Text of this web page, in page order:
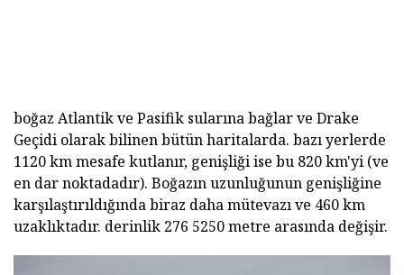
boğaz Atlantik ve Pasifik sularına bağlar ve Drake
Geçidi olarak bilinen bütün haritalarda. bazı yerlerde
1120 km mesafe kutlanır, genişliği ise bu 820 km'yi (ve
en dar noktadadır). Boğazın uzunluğunun genişliğine
karşılaştırıldığında biraz daha mütevazı ve 460 km
uzaklıktadır. derinlik 276 5250 metre arasında değişir.